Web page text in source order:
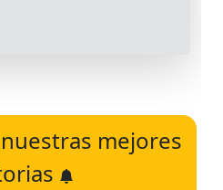
mejores